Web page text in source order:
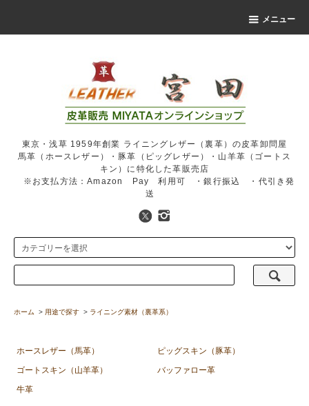
メニュー
東京・浅草 1959年創業 ライニングレザー（裏革）の皮革卸問屋
馬革（ホースレザー）・豚革（ピッグレザー）・山羊革（ゴートス
キン）に特化した革販売店
※お支払方法：Amazon Pay 利用可 ・銀行振込 ・代引き発
送
ホーム > 用途で探す > ライニング素材（裏革系）
ホースレザー（馬革）
ピッグスキン（豚革）
ゴートスキン（山羊革）
バッファロー革
牛革